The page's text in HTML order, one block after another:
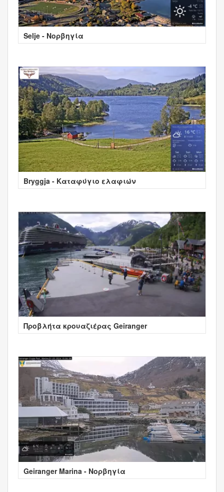
Selje - Νορβηγία
Bryggja - Καταφύγιο ελαφιών
Προβλήτα κρουαζιέρας Geiranger
Geiranger Marina - Νορβηγία